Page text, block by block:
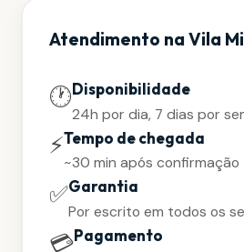
Atendimento na Vila
🕐Disponibilidade
24h por dia, 7 dias por
⚡Tempo de chegada
~30 min após confirmação
✅Garantia
Por escrito em todos os
💳Pagamento